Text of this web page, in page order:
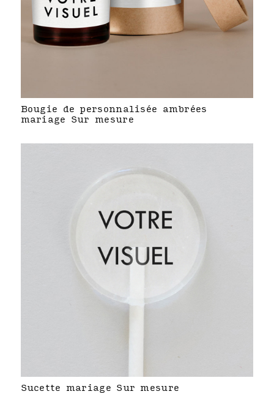
Bougie de personnalisée ambrées
mariage Sur mesure
Sucette mariage Sur mesure